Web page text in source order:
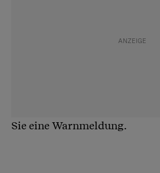
Sie eine Warnmeldung.